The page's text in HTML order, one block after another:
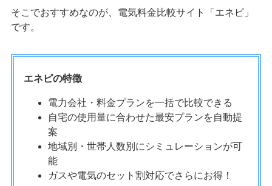
そこでおすすめなのが、電気料金比較サイト「エネピ」
です。
エネピの特徴
電力会社・料金プランを一括で比較できる
自宅の使用量に合わせた最安プランを自動提
案
地域別・世帯人数別にシミュレーションが可
能
ガスや電気のセット割対応でさらにお得！